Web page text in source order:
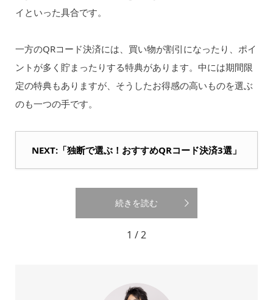
イといった具合です。
一方のQRコード決済には、買い物が割引になったり、ポイ
ントが多く貯まったりする特典があります。中には期間限
定の特典もありますが、そうしたお得感の高いものを選ぶ
のも一つの手です。
NEXT:「独断で選ぶ！おすすめQRコード決済3選」
続きを読む
1 / 2